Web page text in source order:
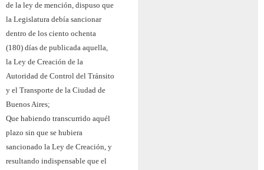
de la ley de mención, dispuso que
la Legislatura debía sancionar
dentro de los ciento ochenta
(180) días de publicada aquella,
la Ley de Creación de la
Autoridad de Control del Tránsito
y el Transporte de la Ciudad de
Buenos Aires;
Que habiendo transcurrido aquél
plazo sin que se hubiera
sancionado la Ley de Creación, y
resultando indispensable que el